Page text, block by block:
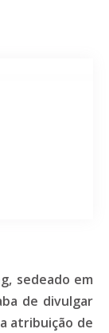
sedeado em
de divulgar
atribuição de